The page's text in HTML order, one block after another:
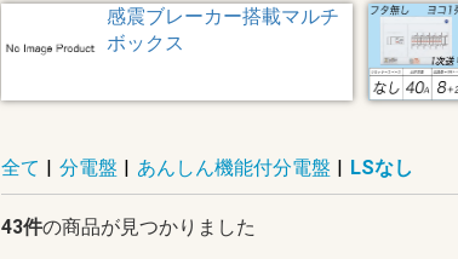
感震ブレーカー搭載マルチ
ボックス
全て | 分電盤 | あんしん機能付分電盤 | LSなし
43件の商品が見つかりました